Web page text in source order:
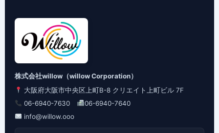
株式会社willow（willow Corporation）
大阪府大阪市中央区上町B-8 クリエイト上町ビル 7F
06-6940-7630
06-6940-7640
info@willow.ooo